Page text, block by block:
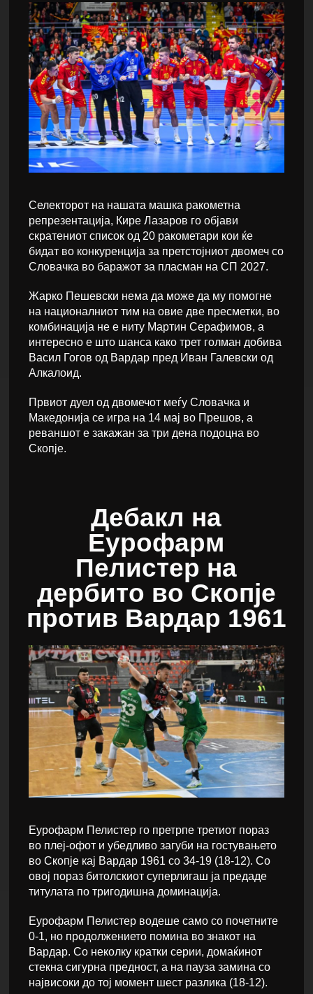
Селекторoт на нашата машка ракометна
репрезентација, Кире Лазаров го објави
скратениот список од 20 ракометари кои ќе
бидат во конкуренција за претстојниот двомеч со
Словачка во баражот за пласман на СП 2027.
Жарко Пешевски нема да може да му помогне
на националниот тим на овие две пресметки, во
комбинација не е ниту Мартин Серафимов, а
интересно е што шанса како трет голман добива
Васил Гогов од Вардар пред Иван Галевски од
Алкалоид.
Првиот дуел од двомечот меѓу Словачка и
Македонија се игра на 14 мај во Прешов, а
реваншот е закажан за три дена подоцна во
Скопје.
Дебакл на
Еурофарм
Пелистер на
дербито во Скопје
против Вардар 1961
Еурофарм Пелистер го претрпе третиот пораз
во плеј-офот и убедливо загуби на гостувањето
во Скопје кај Вардар 1961 со 34-19 (18-12). Со
овој пораз битолскиот суперлигаш ја предаде
титулата по тригодишна доминација.
Еурофарм Пелистер водеше само со почетните
0-1, но продолжението помина во знакот на
Вардар. Со неколку кратки серии, домаќинот
стекна сигурна предност, а на пауза замина со
највисоки до тој момент шест разлика (18-12).